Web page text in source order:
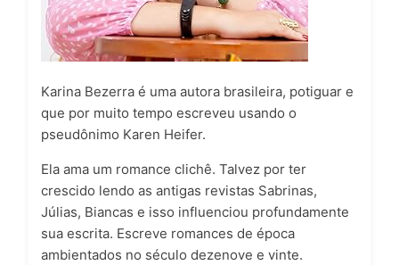
Karina Bezerra é uma autora brasileira, potiguar e
que por muito tempo escreveu usando o
pseudônimo Karen Heifer.
Ela ama um romance clichê. Talvez por ter
crescido lendo as antigas revistas Sabrinas,
Júlias, Biancas e isso influenciou profundamente
sua escrita. Escreve romances de época
ambientados no século dezenove e vinte.